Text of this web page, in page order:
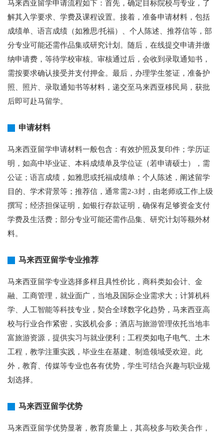
马来西亚留学申请流程如下：首先，确定目标院校与专业，了
解其入学要求、学费及课程设置。接着，准备申请材料，包括
成绩单、语言成绩（如雅思/托福）、个人陈述、推荐信等，部
分专业可能还需作品集或研究计划。随后，在线提交申请并缴
纳申请费，等待学校审核。审核通过后，会收到录取通知书，
需按要求确认接受并支付押金。最后，办理学生签证，准备护
照、照片、录取通知书等材料，递交至马来西亚移民局，获批
后即可赴马留学。
申请材料
马来西亚留学申请材料一般包含：有效护照及复印件；学历证
明，如高中毕业证、本科成绩单及学位证（若申请硕士），需
公证；语言成绩，如雅思或托福成绩单；个人陈述，阐述留学
目的、学术背景等；推荐信，通常需2-3封，由老师或工作上级
撰写；经济担保证明，如银行存款证明，确保有足够资金支付
学费及生活费；部分专业可能还需作品集、研究计划等额外材
料。
马来西亚留学专业推荐
马来西亚留学专业选择多样且具性价比，商科类如会计、金
融、工商管理，就业面广，当地及国际企业需求大；计算机科
学、人工智能等科技专业，契合全球数字化趋势，马来西亚高
校与行业合作紧密，实践机会多；酒店与旅游管理依托当地丰
富旅游资源，提供实习与就业便利；工程类如电子电气、土木
工程，教学注重实践，毕业生在基建、制造领域受欢迎。此
外，教育、传媒等专业也各有优势，学生可结合兴趣与职业规
划选择。
马来西亚留学优势
马来西亚留学优势显著，教育质量上，其高校多与欧美合作，